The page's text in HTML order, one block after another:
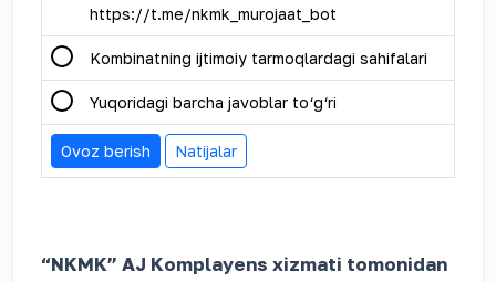
https://t.me/nkmk_murojaat_bot
Kombinatning ijtimoiy tarmoqlardagi sahifalari
Yuqoridagi barcha javoblar to‘g‘ri
Ovoz berish Natijalar
“NKMK” AJ Komplayens xizmati tomonidan